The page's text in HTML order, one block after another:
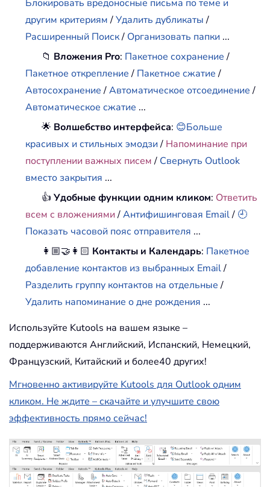
Блокировать вредоносные письма по теме и
другим критериям/Удалить дубликаты/
Расширенный Поиск/ Организовать папки ...
📁 Вложения Pro: Пакетное сохранение/
Пакетное открепление/ Пакетное сжатие/
Автосохранение/Автоматическое отсоединение/
Автоматическое сжатие ...
🌟 Волшебство интерфейса: 😊Больше
красивых и стильных эмодзи/ Напоминание при
поступлении важных писем/ Свернуть Outlook
вместо закрытия ...
👍Удобные функции одним кликом: Ответить
всем с вложениями /Антифишинговая Email/ 🕘
Показать часовой пояс отправителя ...
👩🏼‍🤝‍👩🏻 Контакты и Календарь: Пакетное
добавление контактов из выбранных Email/
Разделить группу контактов на отдельные/
Удалить напоминание о дне рождения ...
Используйте Kutools на вашем языке –
поддерживаются Английский, Испанский, Немецкий,
Французский, Китайский и более40 других!
Мгновенно активируйте Kutools для Outlook одним
кликом. Не ждите – скачайте и улучшите свою
эффективность прямо сейчас!